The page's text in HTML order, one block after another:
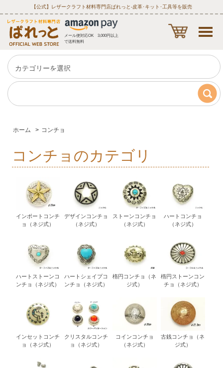
【公式】レザークラフト材料専門店ぱれっと‐皮革･キット･工具等を販売
メール便対応OK 3,000円以上
で送料無料
ホーム > コンチョ
コンチョのカテゴリ
インポートコンチ
ョ（ネジ式）
デザインコンチョ
（ネジ式）
ストーンコンチョ
（ネジ式）
ハートコンチョ
（ネジ式）
ハートストーンコ
ンチョ（ネジ式）
ハートシェイプコ
ンチョ（ネジ式）
楕円コンチョ（ネ
ジ式）
楕円ストーンコン
チョ（ネジ式）
インセットコンチ
ョ（ネジ式）
クリスタルコンチ
ョ（ネジ式）
コインコンチョ
（ネジ式）
古銭コンチョ（ネ
ジ式）